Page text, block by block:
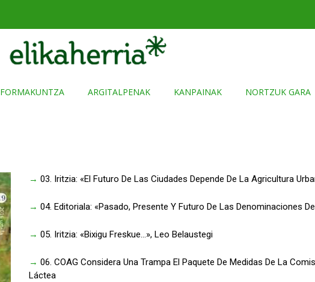
FORMAKUNTZA ARGITALPENAK KANPAINAK NORTZUK GARA
→ 03. Iritzia: «El Futuro De Las Ciudades Depende De La Agricultura
→ 04. Editoriala: «Pasado, Presente Y Futuro De Las Denominaciones
→ 05. Iritzia: «Bixigu Freskue...», Leo Belaustegi
→ 06. COAG Considera Una Trampa El Paquete De Medidas De La
Láctea